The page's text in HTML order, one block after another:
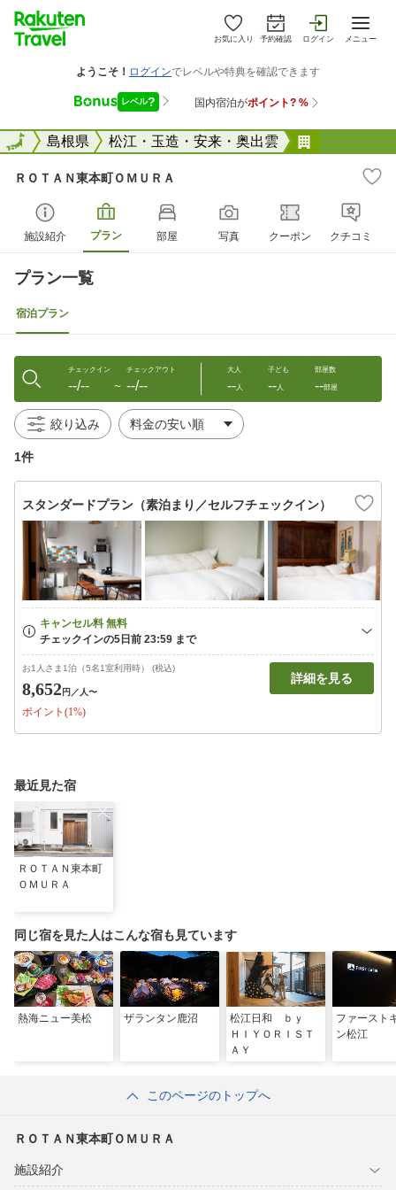
お気に入り 予約確認 ログイン メニュー
全国島根県 松江・玉造・安来・奥出雲
全国
ＲＯＴＡＮ東本町ＯＭＵＲＡ
施設紹介 プラン 部屋 写真 クーポン クチコミ
プラン一覧
宿泊プラン
チェックイン
--/-- 〜
チェックアウト
--/--
大人
--人
子ども
--人
部屋数
--部屋
絞り込み
1件
スタンダードプラン（素泊まり／セルフチェックイン）
お1人さま1泊（5名1室利用時） (税込)
8,652円 ／人〜
ポイント(1%)
詳細を見る
最近見た宿
ＲＯＴＡＮ東本町
ＯＭＵＲＡ
同じ宿を見た人はこんな宿も見ています
熱海ニュー美松 ザランタン鹿沼
松江日和 ｂｙ
ＨＩＹＯＲＩＳＴ
ＡＹ
ファースト
ン松江
このページのトップへ
ＲＯＴＡＮ東本町ＯＭＵＲＡ
施設紹介